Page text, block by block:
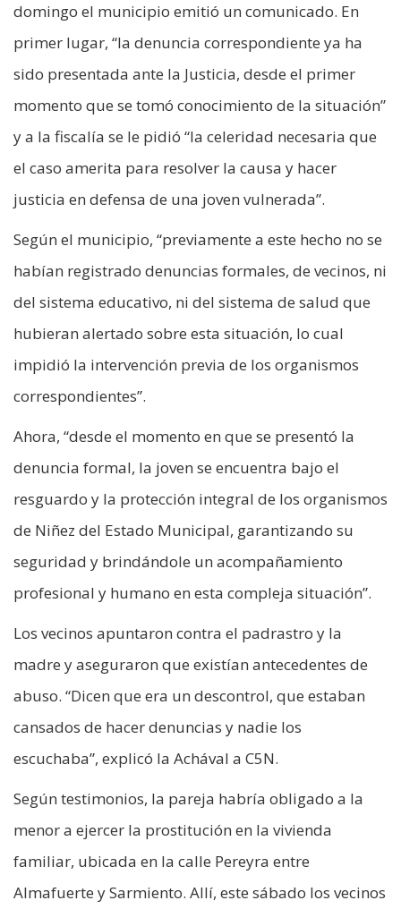
domingo el municipio emitió un comunicado. En
primer lugar, “la denuncia correspondiente ya ha
sido presentada ante la Justicia, desde el primer
momento que se tomó conocimiento de la situación”
y a la fiscalía se le pidió “la celeridad necesaria que
el caso amerita para resolver la causa y hacer
justicia en defensa de una joven vulnerada”.
Según el municipio, “previamente a este hecho no se
habían registrado denuncias formales, de vecinos, ni
del sistema educativo, ni del sistema de salud que
hubieran alertado sobre esta situación, lo cual
impidió la intervención previa de los organismos
correspondientes”.
Ahora, “desde el momento en que se presentó la
denuncia formal, la joven se encuentra bajo el
resguardo y la protección integral de los organismos
de Niñez del Estado Municipal, garantizando su
seguridad y brindándole un acompañamiento
profesional y humano en esta compleja situación”.
Los vecinos apuntaron contra el padrastro y la
madre y aseguraron que existían antecedentes de
abuso. “Dicen que era un descontrol, que estaban
cansados de hacer denuncias y nadie los
escuchaba”, explicó la Achával a C5N.
Según testimonios, la pareja habría obligado a la
menor a ejercer la prostitución en la vivienda
familiar, ubicada en la calle Pereyra entre
Almafuerte y Sarmiento. Allí, este sábado los vecinos